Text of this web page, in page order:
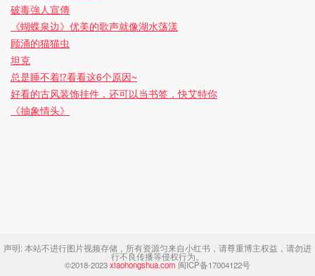
破毒強人宣傳
《蝴蝶泉边》优美的歌声就像湖水荡漾
顾涌的猫猫虫
坦克
总是睡不着⁉看看这6个原因~
好看的古风装饰挂件，还可以当书签，快艾特你
《抽象情头》
声明:本站不进行图片视频存储，所有资源匀来自小红书，请尊重博主权益，请勿进
行不良传播等侵权行为。
©2018-2023xiaohongshua.com 闽ICP备17004122号